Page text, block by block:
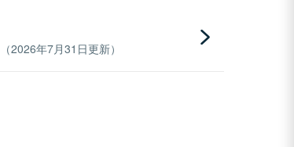
2026年7月31日更新）